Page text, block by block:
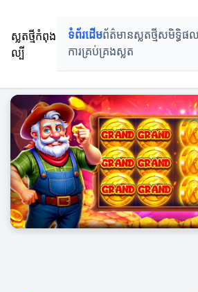
ស្លតថ្មីកំពុង
ល្បី
ទំព័រដើមព័ត៌មានស្លតថ្មីសមិទ្ធិផល
ការ​គ្រប់គ្រង​ស្លត